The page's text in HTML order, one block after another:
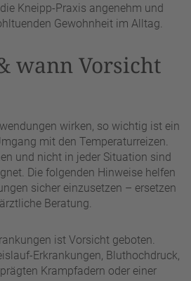
Kneipp-Praxis angenehm und
Gewohnheit im Alltag.
wann Vorsicht
wirken, so wichtig ist ein
mit den Temperaturreizen.
und nicht in jeder Situation sind
Die folgenden Hinweise helfen
sicher einzusetzen – ersetzen
Beratung.
ist Vorsicht geboten.
Erkrankungen, Bluthochdruck,
Krampfadern oder einer